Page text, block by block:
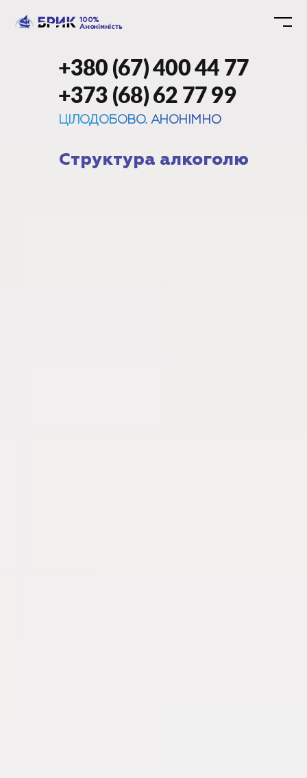
100%
Анонімність
+380 (67) 400 44 77
+373 (68) 62 77 99
ЦІЛОДОБОВО. АНОНІМНО
Структура алкоголю